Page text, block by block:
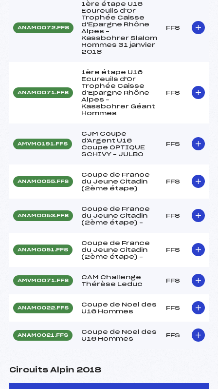
ANAM0072.FFS
1ère étape U16
Ecureuils d'Or
Trophée Caisse
d'Epargne Rhône
Alpes –
Kassbohrer Slalom
Hommes 31 janvier
2018
FFS
ANAM0071.FFS
1ère étape U16
Ecureuils d'Or
Trophée Caisse
d'Epargne Rhône
Alpes –
Kassbohrer Géant
Hommes
FFS
AMVM0191.FFS
CJM Coupe
d'Argent U16
Coupe OPTIQUE
SCHIVY – JULBO
FFS
ANAM0055.FFS
Coupe de France
du Jeune Citadin
(2ème étape)
FFS
ANAM0053.FFS
Coupe de France
du Jeune Citadin
(2ème étape) –
FFS
ANAM0051.FFS
Coupe de France
du Jeune Citadin
(2ème étape) –
FFS
AMVM0071.FFS
CAM Challenge
Thérèse Leduc
FFS
ANAM0022.FFS
Coupe de Noel des
U16 Hommes
FFS
ANAM0021.FFS
Coupe de Noel des
U16 Hommes
FFS
Circuits Alpin 2018